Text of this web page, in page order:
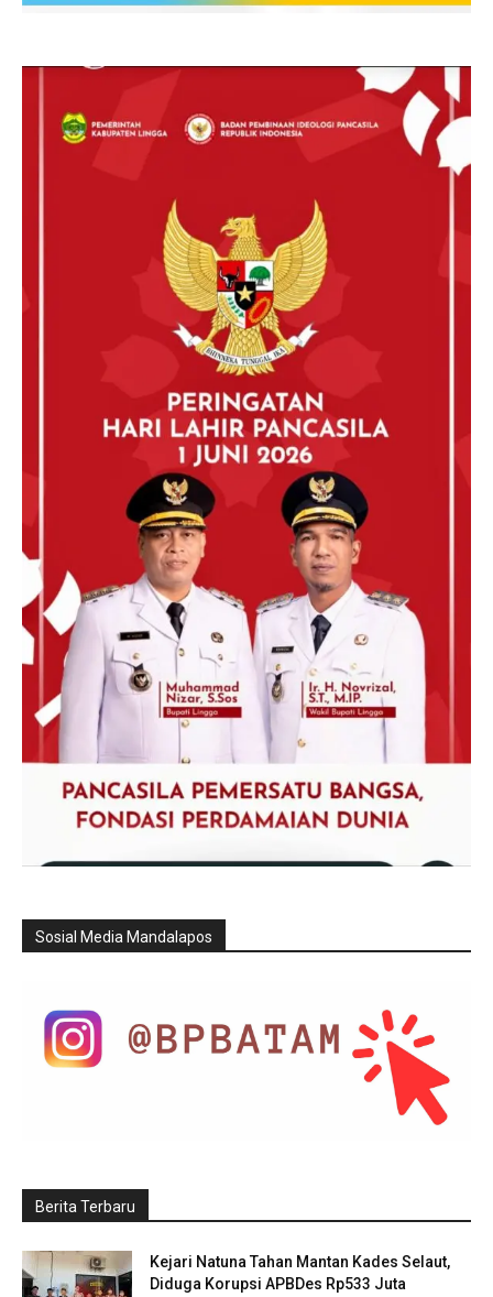
Sosial Media Mandalapos
Berita Terbaru
Kejari Natuna Tahan Mantan Kades Selaut,
Diduga Korupsi APBDes Rp533 Juta